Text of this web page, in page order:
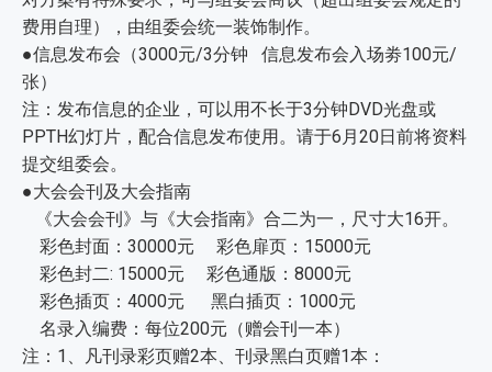
费用自理），由组委会统一装饰制作。
●信息发布会（3000元/3分钟 信息发布会入场劵100元/
张）
注：发布信息的企业，可以用不长于3分钟DVD光盘或
PPTH幻灯片，配合信息发布使用。请于6月20日前将资料
提交组委会。
●大会会刊及大会指南
《大会会刊》与《大会指南》合二为一，尺寸大16开。
彩色封面：30000元 彩色扉页：15000元
彩色封二: 15000元 彩色通版：8000元
彩色插页：4000元 黑白插页：1000元
名录入编费：每位200元（赠会刊一本）
注：1、凡刊录彩页赠2本、刊录黑白页赠1本：